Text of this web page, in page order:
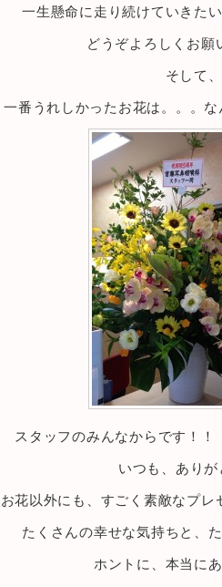
一生懸命に走り続けていきた
どうぞよろしくお願
そして、
一番うれしかったお花は。。。
スタッフのみんなからです！
いつも、ありが
お花以外にも、すごく素敵なプレ
たくさんの幸せな気持ちと、
ホントに、本当にあ